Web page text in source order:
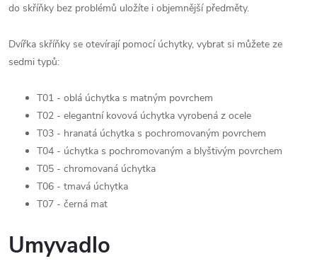
do skříňky bez problémů uložíte i objemnější předměty.
Dvířka skříňky se otevírají pomocí úchytky, vybrat si můžete ze
sedmi typů:
T01 - oblá úchytka s matným povrchem
T02 - elegantní kovová úchytka vyrobená z ocele
T03 - hranatá úchytka s pochromovaným povrchem
T04 - úchytka s pochromovaným a blyštivým povrchem
T05 - chromovaná úchytka
T06 - tmavá úchytka
T07 - černá mat
Umyvadlo